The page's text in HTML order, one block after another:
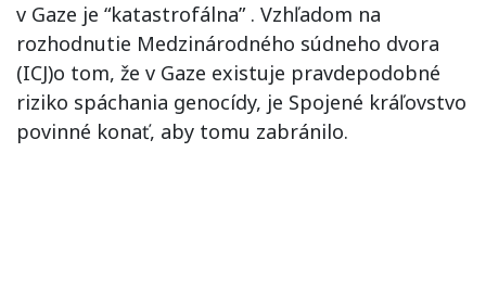
v Gaze je “katastrofálna” . Vzhľadom na
rozhodnutie Medzinárodného súdneho dvora
(ICJ)o tom, že v Gaze existuje pravdepodobné
riziko spáchania genocídy, je Spojené kráľovstvo
povinné konať, aby tomu zabránilo.